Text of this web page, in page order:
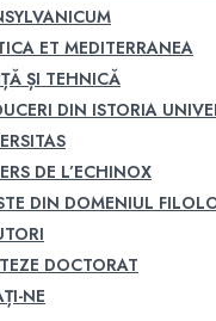
ET MEDITERRANEA
ȘI TEHNICĂ
DIN ISTORIA
DE L’ECHINOX
DIN DOMENIUL
DOCTORAT
NE